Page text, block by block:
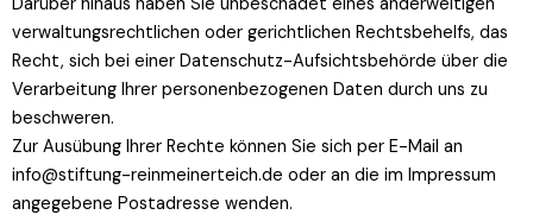
verwaltungsrechtlichen oder gerichtlichen Rechtsbehelfs, das
Recht, sich bei einer Datenschutz-Aufsichtsbehörde über die
Verarbeitung Ihrer personenbezogenen Daten durch uns zu
beschweren.
Zur Ausübung Ihrer Rechte können Sie sich per E-Mail an
info@stiftung-reinmeinerteich.de oder an die im Impressum
angegebene Postadresse wenden.